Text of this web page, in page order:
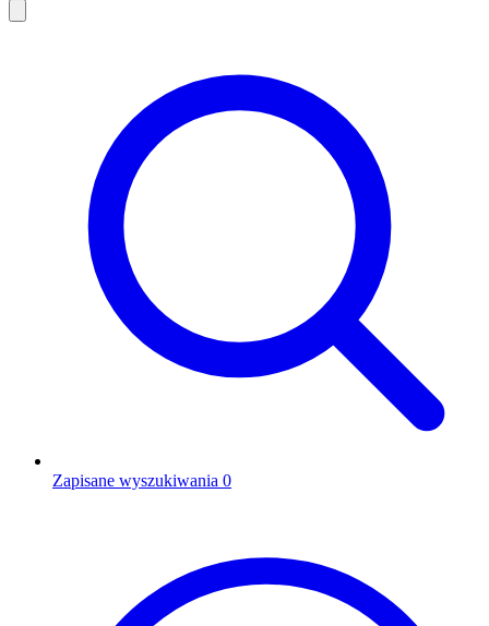
Zapisane wyszukiwania 0